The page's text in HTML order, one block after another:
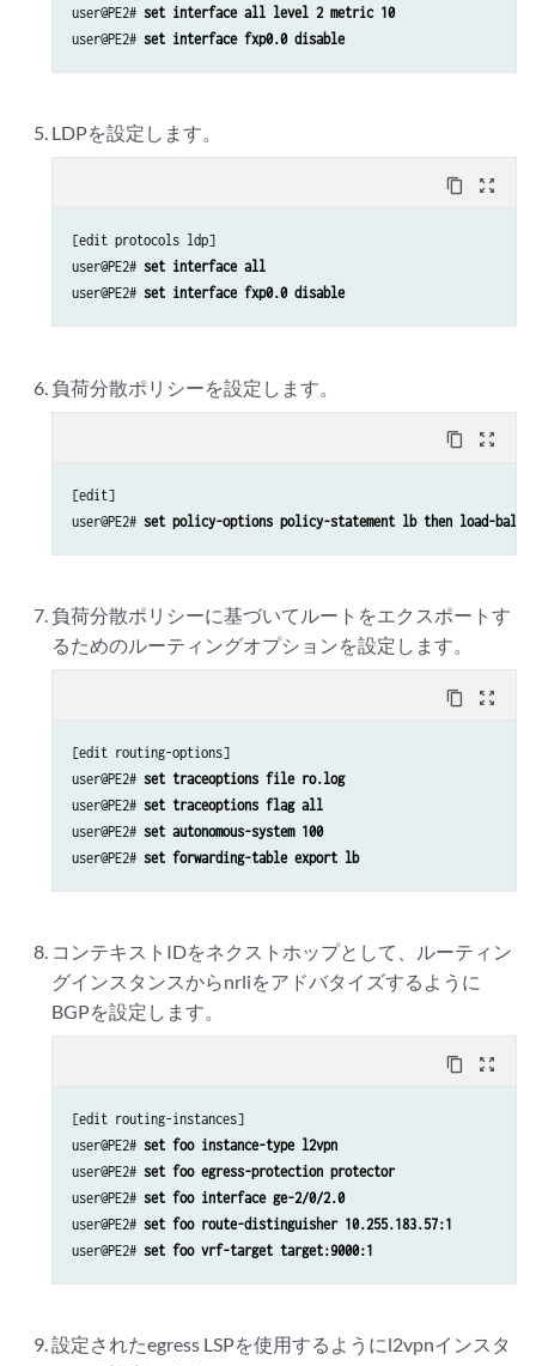
user@PE2# set interface all level 2 metric 10
user@PE2# set interface fxp0.0 disable
LDPを設定します。
content_copy zoom_out_map
[edit protocols ldp]
user@PE2# set interface all
user@PE2# set interface fxp0.0 disable
負荷分散ポリシーを設定します。
content_copy zoom_out_map
[edit]
user@PE2# set policy-options policy-statement lb then load-
負荷分散ポリシーに基づいてルートをエクスポートす
るためのルーティングオプションを設定します。
content_copy zoom_out_map
[edit routing-options]
user@PE2# set traceoptions file ro.log
user@PE2# set traceoptions flag all
user@PE2# set autonomous-system 100
user@PE2# set forwarding-table export lb
コンテキストIDをネクストホップとして、ルーティン
グインスタンスからnrliをアドバタイズするように
BGPを設定します。
content_copy zoom_out_map
[edit routing-instances]
user@PE2# set foo instance-type l2vpn
user@PE2# set foo egress-protection protector
user@PE2# set foo interface ge-2/0/2.0
user@PE2# set foo route-distinguisher 10.255.183.57:1
user@PE2# set foo vrf-target target:9000:1
設定されたegress LSPを使用するようにl2vpnインスタ